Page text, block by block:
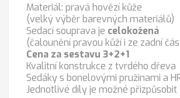
Materiál: pravá hovězí kůže
(velký výběr barevných materiálů)
Sedací souprava je celokožená
(čalounění pravou kůží i ze zadní
Cena za sestavu 3+2+1
Kvalitní konstrukce z tvrdého dřeva
Sedáky s bonelovými pružinami a
Jednotlivé díly je možné